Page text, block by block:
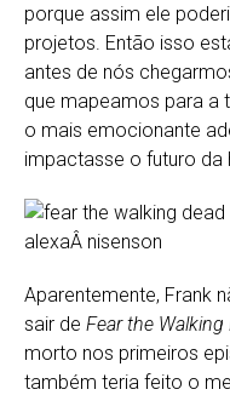
porque assim ele
projetos. Então isso
antes de nós
que mapeamos para a
o mais emocionante
impactasse o futuro da
Aparentemente, Frank
sair de Fear the Walking
morto nos primeiros
também teria feito o